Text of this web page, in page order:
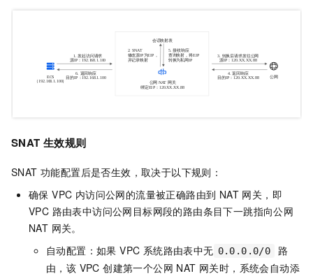
SNAT 生效规则
SNAT 功能配置后是否生效，取决于以下规则：
确保 VPC 内访问公网的流量被正确路由到 NAT 网关，即
VPC 路由表中访问公网目标网段的路由条目下一跳指向公网
NAT 网关。
自动配置：如果 VPC 系统路由表中无 0.0.0.0/0
路
由，该 VPC 创建第一个公网 NAT 网关时，系统会自动添